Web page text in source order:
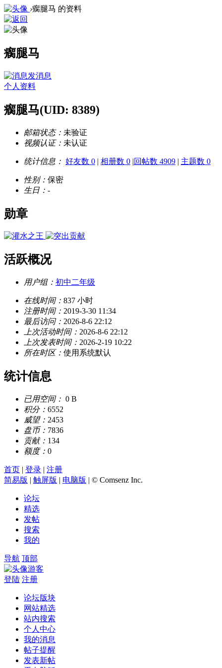
›瘸腿马 的资料
瘸腿马
发消息
个人资料
瘸腿马(UID: 8389)
邮箱状态： 未验证
视频认证： 未认证
统计信息： 好友数 0 | 相册数 0 |回帖数 4909 | 主题数 0
性别： 保密
生日： -
勋章
活跃概况
用户组： 初中二年级
在线时间： 837 小时
注册时间： 2019-3-30 11:34
最后访问： 2026-8-6 22:12
上次活动时间： 2026-8-6 22:12
上次发表时间： 2026-2-19 10:22
所在时区： 使用系统默认
统计信息
已用空间： 0 B
积分： 6552
威望： 2453
盘币： 7836
贡献： 134
额度： 0
首页 | 登录 | 注册
简易版 | 触屏版 | 电脑版 | © Comsenz Inc.
论坛
精选
发帖
搜索
我的
导航 顶部
游客
登陆 注册
论坛版块
网站精选
站内搜索
个人中心
我的消息
帖子提醒
发表新帖